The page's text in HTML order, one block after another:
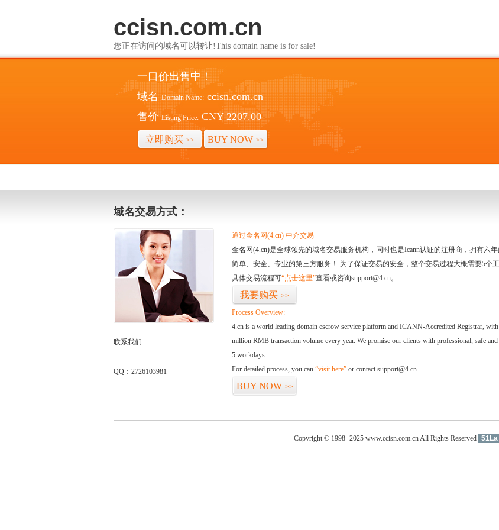
ccisn.com.cn
您正在访问的域名可以转让!This domain name is for sale!
一口价出售中！
域名 Domain Name: ccisn.com.cn
售价 Listing Price: CNY 2207.00
立即购买 >> BUY NOW >>
域名交易方式：
联系我们
QQ：2726103981
通过金名网(4.cn) 中介交易
金名网(4.cn)是全球领先的域名交易服务机构，同时也是Icann认证的注册商，拥有六
简单、安全、专业的第三方服务！ 为了保证交易的安全，整个交易过程大概需要5个工
具体交易流程可“点击这里”查看或咨询support@4.cn。
我要购买 >>
Process Overview:
4.cn is a world leading domain escrow service platform and ICANN-Accredited Registrar,
million RMB transaction volume every year. We promise our clients with professional, safe
5 workdays.
For detailed process, you can “visit here” or contact support@4.cn.
BUY NOW >>
Copyright © 1998 -2025 www.ccisn.com.cn All Rights Reserved 51La